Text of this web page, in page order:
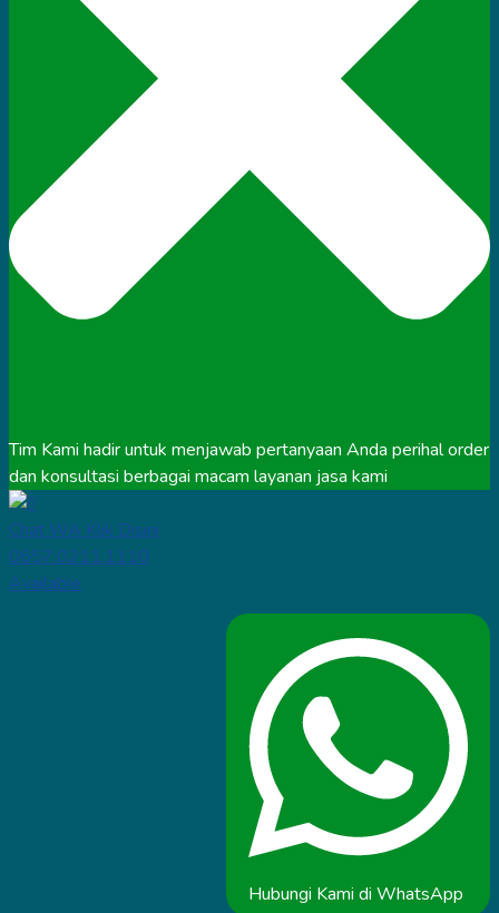
Tim Kami hadir untuk menjawab pertanyaan Anda perihal order
dan konsultasi berbagai macam layanan jasa kami
Chat WA Klik Disini
0857.0211.1110
Available
Hubungi Kami di WhatsApp